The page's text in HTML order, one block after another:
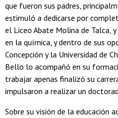
que fueron sus padres,
estimuló a dedicarse por
el Liceo Abate Molina de Talca,
en la química, y dentro de sus
Concepción y la Universidad de
Bello lo acompañó en su
trabajar apenas finalizó su
impulsaron a realizar un
Sobre su visión de la educación